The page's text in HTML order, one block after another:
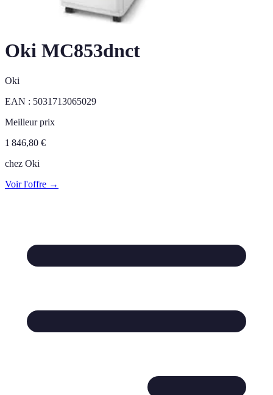
Oki MC853dnct
Oki
EAN : 5031713065029
Meilleur prix
1 846,80 €
chez Oki
Voir l'offre →